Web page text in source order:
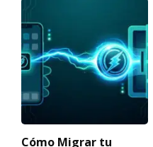
Cómo Migrar tu